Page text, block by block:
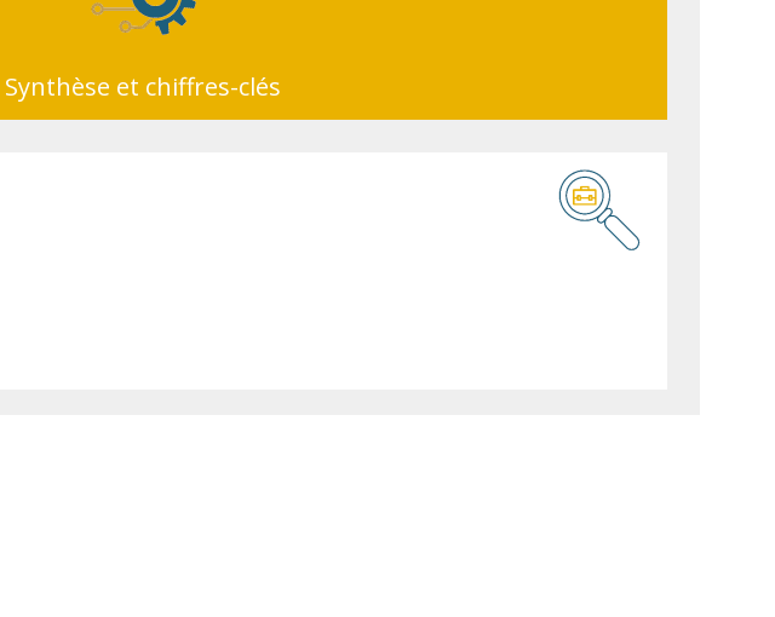
Synthèse et chiffres-clés